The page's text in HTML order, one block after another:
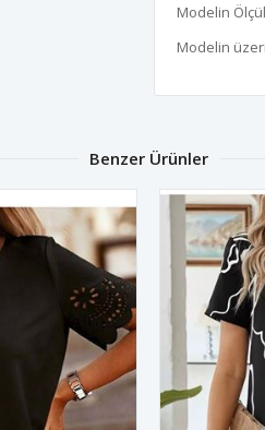
Modelin
Modelin
Benzer Ürünler